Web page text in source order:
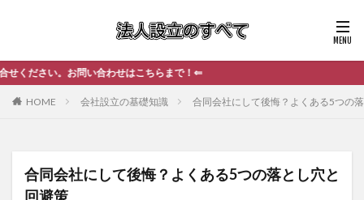
わせはこちらまで！⇐
HOME 会社設立の基礎知識 合同会社にして後悔？よくある5つの
合同会社にして後悔？よくある5つの落とし穴と
回避策